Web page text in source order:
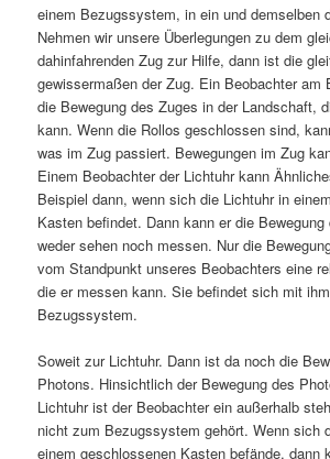
einem Bezugssystem, in ein und demselben
Nehmen wir unsere Überlegungen zu dem
dahinfahrenden Zug zur Hilfe, dann ist die
gewissermaßen der Zug. Ein Beobachter am
die Bewegung des Zuges in der Landschaft,
kann. Wenn die Rollos geschlossen sind,
was im Zug passiert. Bewegungen im Zug
Einem Beobachter der Lichtuhr kann
Beispiel dann, wenn sich die Lichtuhr in
Kasten befindet. Dann kann er die Bewegung
weder sehen noch messen. Nur die
vom Standpunkt unseres Beobachters eine
die er messen kann. Sie befindet sich mit
Bezugssystem.
Soweit zur Lichtuhr. Dann ist da noch die
Photons. Hinsichtlich der Bewegung des
Lichtuhr ist der Beobachter ein außerhalb
nicht zum Bezugssystem gehört. Wenn sich
einem geschlossenen Kasten befände, dann